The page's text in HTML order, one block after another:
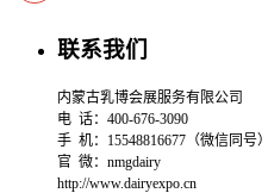
联系我们
内蒙古乳博会展服务有限公司
电 话：400-676-3090
手 机：15548816677（微信同号）
官 微： nmgdairy
http://www.dairyexpo.cn